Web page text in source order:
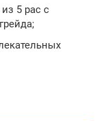
5 рас с